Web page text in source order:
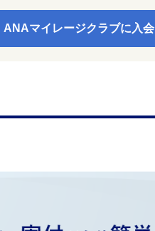
ANAマイレージクラブに入会